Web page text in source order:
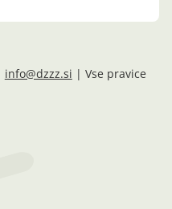
info@dzzz.si | Vse pravice